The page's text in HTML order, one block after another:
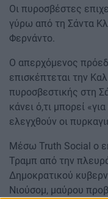
Οι πυροσβέστες
γύρω από τη Σάντα
Φερνάντο.
Ο απερχόμενος
επισκέπτεται την
πυροσβεστικής στη
κάνει ό,τι μπορεί
ελεγχθούν οι
Μέσω Truth Social ο
Τραμπ από την
Δημοκρατικού
Νιούσομ, μαύρου